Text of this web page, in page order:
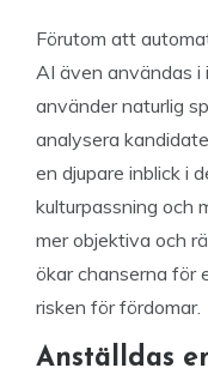
Förutom att
AI även användas i
använder naturlig
analysera
en djupare inblick i
kulturpassning och
mer objektiva och
ökar chanserna för
risken för fördomar.
Anställdas